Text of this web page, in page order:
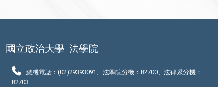
國立政治大學 法學院
總機電話：(02)29393091、法學院分機：82700、法律系分機：
82703